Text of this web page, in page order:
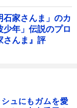
家さんま」のカ
年」伝説のプロ
さんま』評
ュにもガムを愛